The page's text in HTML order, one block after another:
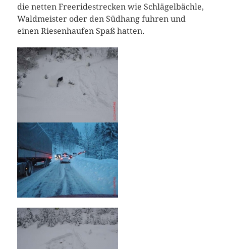
die netten Freeridestrecken wie Schlägelbächle,
Waldmeister oder den Südhang fuhren und
einen Riesenhaufen Spaß hatten.